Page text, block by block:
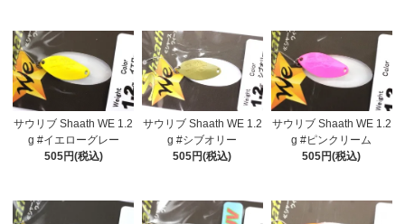
サウリブ Shaath WE 1.2
g #イエローグレー
505円(税込)
サウリブ Shaath WE 1.2
g #シブオリー
505円(税込)
サウリブ Shaath WE 1.2
g #ピンクリーム
505円(税込)